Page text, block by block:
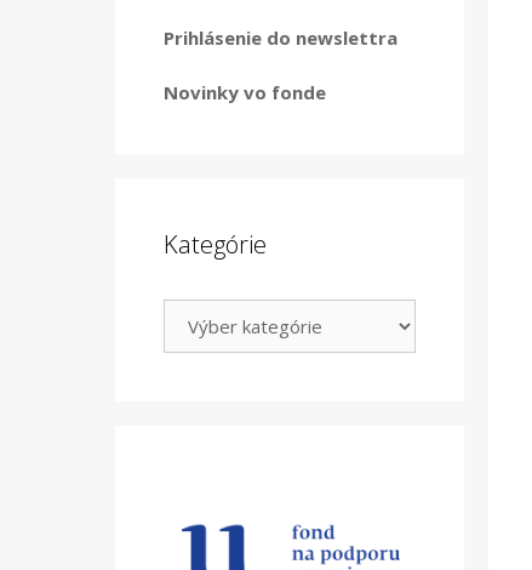
Prihlásenie do newslettra
Novinky vo fonde
Kategórie